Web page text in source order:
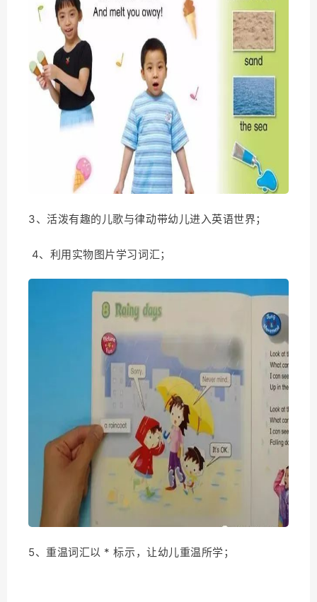
3、活泼有趣的儿歌与律动带幼儿进入英语世界；
4、利用实物图片学习词汇；
5、重温词汇以 * 标示，让幼儿重温所学；